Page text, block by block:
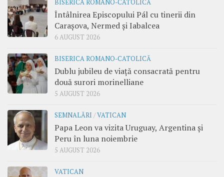
BISERICA ROMANO-CATOLICĂ
Întâlnirea Episcopului Pál cu tinerii din
Carașova, Nermed și Iabalcea
6 AUGUST 2026
BISERICA ROMANO-CATOLICĂ
Dublu jubileu de viață consacrată pentru
două surori morinelliane
5 AUGUST 2026
SEMNALĂRI /VATICAN
Papa Leon va vizita Uruguay, Argentina și
Peru în luna noiembrie
5 AUGUST 2026
VATICAN